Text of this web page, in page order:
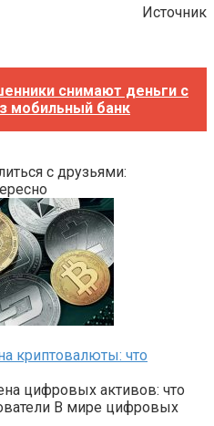
Источник
снимают деньги с
мобильный банк
с друзьями:
криптовалюты: что
цифровых активов: что
В мире цифровых